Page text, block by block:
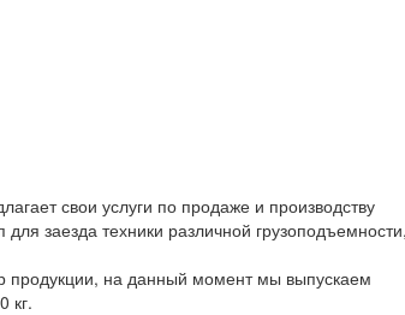
свои услуги по продаже и производству
заезда техники различной грузоподъемности,
на данный момент мы выпускаем
кг.